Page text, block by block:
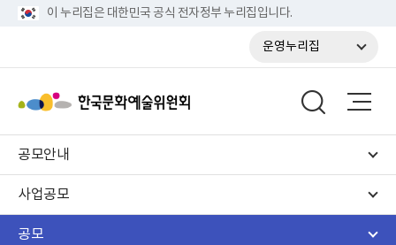
이 누리집은 대한민국 공식 전자정부 누리집입니다.
운영누리집
공모안내
사업공모
공모